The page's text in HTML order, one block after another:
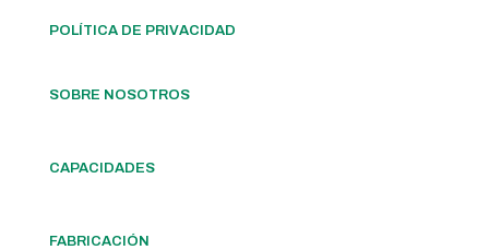
POLÍTICA DE PRIVACIDAD
SOBRE NOSOTROS
CAPACIDADES
FABRICACIÓN